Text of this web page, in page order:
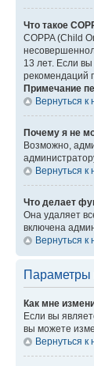
Что такое
COPPA (Child
13 лет. Если
рекомендаций
Примечание
Вернуться к
Почему я не
Возможно,
Вернуться к
Что делает
Она удаляет
включена
Вернуться к
Параметры
Как мне
Если вы
вы можете
Вернуться к